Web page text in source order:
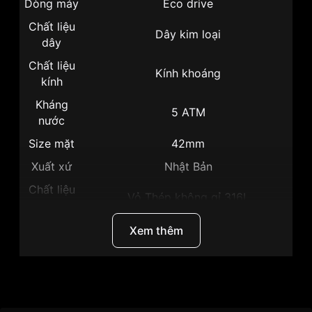
Dòng máy
Eco drive
Chất liệu
dây
Dây kim loại
Chất liệu
kính
Kính khoáng
Kháng
nước
5 ATM
Size mặt
42mm
Xuất xứ
Nhật Bản
Chất liệu
Vỏ Thép không gỉ 316L
Mặt tròn
Vỏ Màu Bạc
Xem thêm